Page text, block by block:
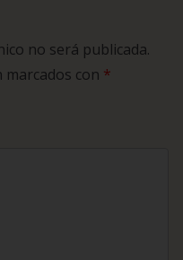
no será publicada.
con *